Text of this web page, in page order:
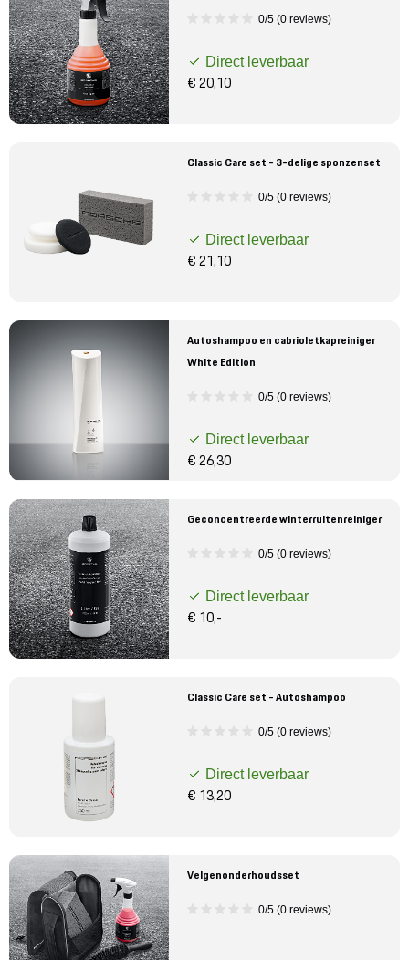
0/5 (0 reviews)
Direct leverbaar
€ 20,10
Classic Care set - 3-delige sponzenset
0/5 (0 reviews)
Direct leverbaar
€ 21,10
Autoshampoo en cabrioletkapreiniger
White Edition
0/5 (0 reviews)
Direct leverbaar
€ 26,30
Geconcentreerde winterruitenreiniger
0/5 (0 reviews)
Direct leverbaar
€ 10,-
Classic Care set - Autoshampoo
0/5 (0 reviews)
Direct leverbaar
€ 13,20
Velgenonderhoudsset
0/5 (0 reviews)